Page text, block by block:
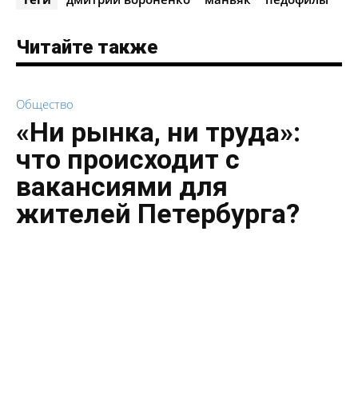
Читайте также
Общество
«Ни рынка, ни труда»:
что происходит с
вакансиями для
жителей Петербурга?